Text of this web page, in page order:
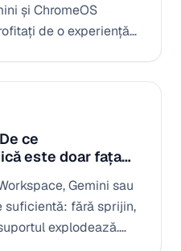
și ChromeOS
de o experiență
ce
este doar fața
Gemini sau
suficientă: fără sprijin,
explodează.